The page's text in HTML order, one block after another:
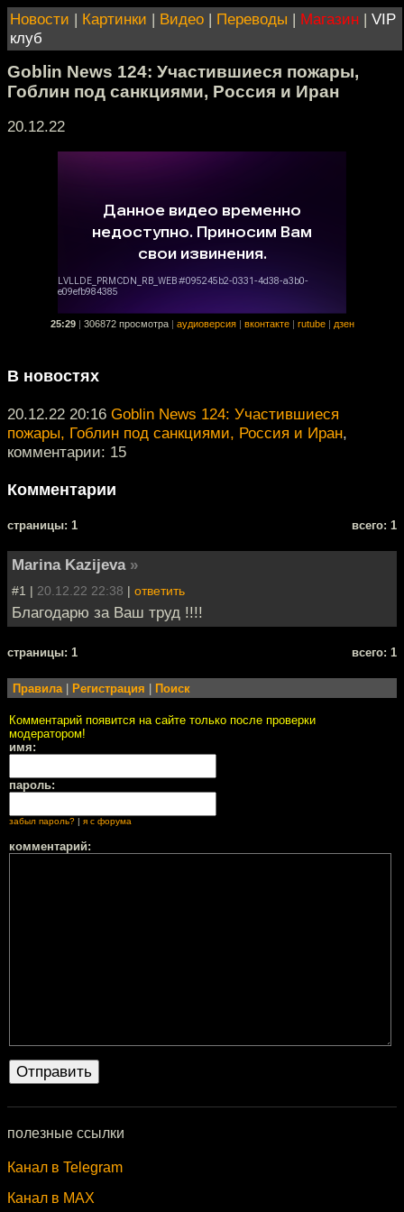
Новости | Картинки | Видео | Переводы | Магазин | VIP
клуб
Goblin News 124: Участившиеся пожары,
Гоблин под санкциями, Россия и Иран
20.12.22
25:29 306872 просмотра аудиоверсия вконтакте rutube дзен
В новостях
20.12.22 20:16 Goblin News 124: Участившиеся
пожары, Гоблин под санкциями, Россия и Иран,
комментарии: 15
Комментарии
cтраницы: 1 всего: 1
Marina Kazijeva »
#1 | 20.12.22 22:38 | ответить
Благодарю за Ваш труд !!!!
cтраницы: 1 всего: 1
Правила| Регистрация Поиск
Комментарий появится на сайте только после проверки
модератором!
имя:
пароль:
забыл пароль? я с форума
комментарий:
полезные ссылки
Канал в Telegram
Канал в MAX